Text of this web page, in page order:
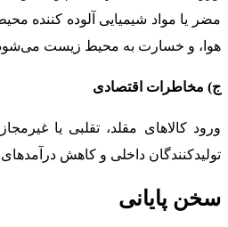
مضر یا مواد شیمیایی آلوده کننده
هوا، و خسارت به محیط زیست
ج) مخاطرات اقتصادی
ورود کالاهای مقلد، تقلبی یا
تولیدکنندگان داخلی و کاهش
سخن پایانی